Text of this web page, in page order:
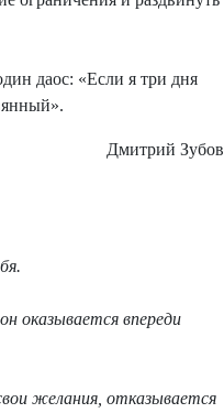
даос: «Если я три дня
Дмитрий Зубов
оказывается впереди
желания, отказывается